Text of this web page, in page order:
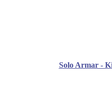
Solo Armar -